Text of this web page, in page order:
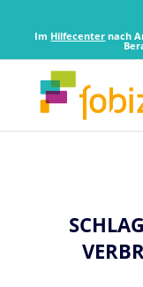
Im Hilfecenter nach